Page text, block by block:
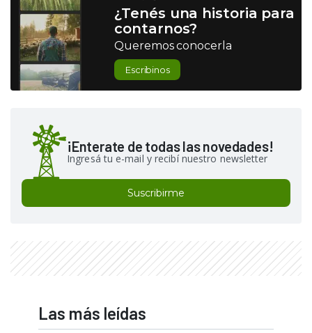
¿Tenés una historia para
contarnos?
Queremos conocerla
Escribinos
¡Enterate de todas las novedades!
Ingresá tu e-mail y recibí nuestro newsletter
Suscribirme
Las más leídas